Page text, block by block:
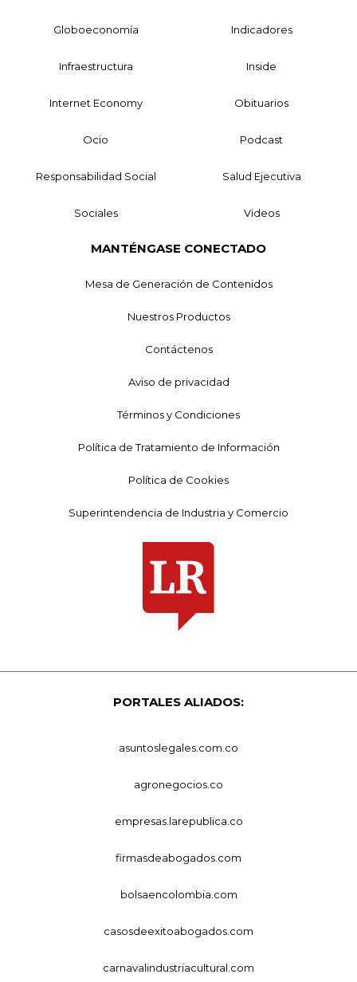
Globoeconomía Indicadores
Infraestructura Inside
Internet Economy Obituarios
Ocio Podcast
Responsabilidad Social Salud Ejecutiva
Sociales Videos
MANTÉNGASE CONECTADO
Mesa de Generación de Contenidos
Nuestros Productos
Contáctenos
Aviso de privacidad
Términos y Condiciones
Política de Tratamiento de Información
Política de Cookies
Superintendencia de Industria y Comercio
PORTALES ALIADOS:
asuntoslegales.com.co
agronegocios.co
empresas.larepublica.co
firmasdeabogados.com
bolsaencolombia.com
casosdeexitoabogados.com
carnavalindustriacultural.com